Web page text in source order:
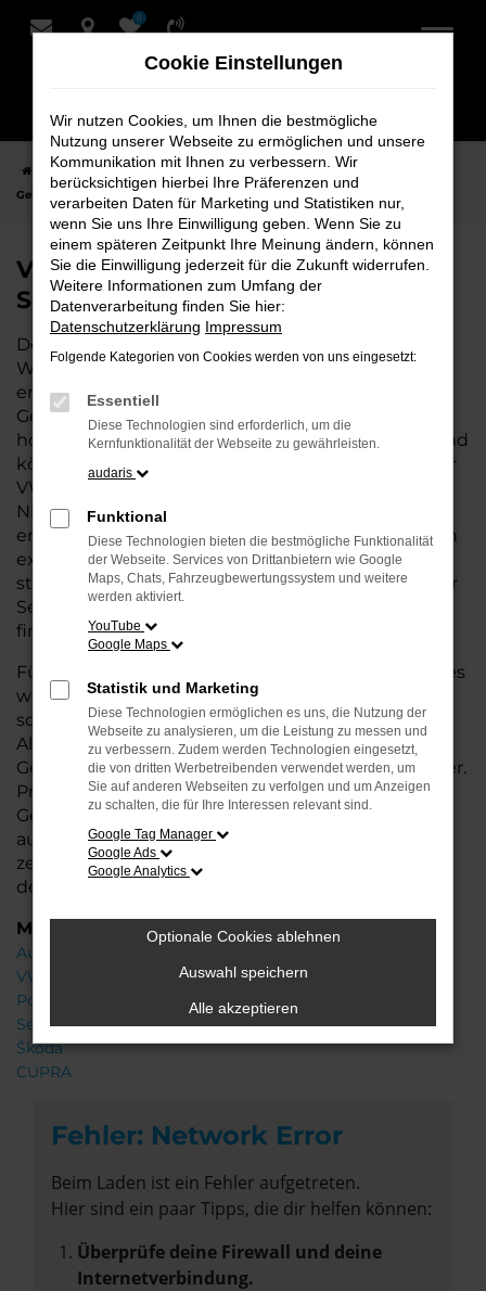
Zum
0
Startseite Hersteller VW VW T-Cross
VW T-Cross
Gebrauchtwagen bei Schmidt + Koch - Ihr VW Autohaus
VW T-Cross Gebrauchtwagen bei
Schmidt + Koch - Ihr VW Autohaus
Der Gebrauchtwagen VW T-Cross ist die perfekte
Wahl, wenn Sie ein zuverlässiges und gut
erhaltenes Fahrzeug suchen. Mit einem
Gebrauchtwagen von uns fahren Sie ein
hochwertiges Auto zu einem attraktiven Preis – und
können sich auf geprüfte Qualität verlassen. Als Ihr
VW Autohaus in Bremen, Bremerhaven und
Niedersachsen bieten wir Ihnen nicht nur
erstklassige Gebrauchtwagen, sondern auch einen
exzellenten Service. Unsere erfahrenenBerater
stehen Ihnen mit fachkundiger Unterstützung zur
Seite und helfen Ihnen, das ideale Fahrzeug zu
finden.
Für Ihr VW Fahrzeug bieten wir zusätzliche Services
wie flexible Finanzierungs- und Leasingoptionen
sowie die Möglichkeit zurInzahlungnahmeIhres
Altfahrzeugs. So wird der Kauf Ihres
Gebrauchtwagens noch einfacher und individueller.
Profitieren Sie von unserer großen Auswahl an
Gebrauchtwagen und lassen Sie sich in einer
ausführlichen Beratung Ihr Wunschfahrzeug
zeigen. Wir freuen uns darauf, Ihnen bei der Wahl
des perfekten VW T-Cross zu helfen!
Marken
Audi
VW
Porsche
Seat
Škoda
CUPRA
Fehler: Network Error
Beim Laden ist ein Fehler aufgetreten.
Hier sind ein paar Tipps, die dir helfen können:
Überprüfe deine Firewall und deine
Internetverbindung.
Cookie Einstellungen
Wir nutzen Cookies, um Ihnen die bestmögliche
Nutzung unserer Webseite zu ermöglichen und unsere
Kommunikation mit Ihnen zu verbessern. Wir
berücksichtigen hierbei Ihre Präferenzen und
verarbeiten Daten für Marketing und Statistiken nur,
wenn Sie uns Ihre Einwilligung geben. Wenn Sie zu
einem späteren Zeitpunkt Ihre Meinung ändern, können
Sie die Einwilligung jederzeit für die Zukunft widerrufen.
Weitere Informationen zum Umfang der
Datenverarbeitung finden Sie hier:
Datenschutzerklärung Impressum
Folgende Kategorien von Cookies werden von uns eingesetzt:
Essentiell
Diese Technologien sind erforderlich, um die
Kernfunktionalität der Webseite zu gewährleisten.
audaris
Funktional
Diese Technologien bieten die bestmögliche Funktionalität
der Webseite. Services von Drittanbietern wie Google
Maps, Chats, Fahrzeugbewertungssystem und weitere
werden aktiviert.
YouTube
Google Maps
Statistik und Marketing
Diese Technologien ermöglichen es uns, die Nutzung der
Webseite zu analysieren, um die Leistung zu messen und
zu verbessern. Zudem werden Technologien eingesetzt,
die von dritten Werbetreibenden verwendet werden, um
Sie auf anderen Webseiten zu verfolgen und um Anzeigen
zu schalten, die für Ihre Interessen relevant sind.
Google Tag Manager
Google Ads
Google Analytics
Optionale Cookies ablehnen
Auswahl speichern
Alle akzeptieren